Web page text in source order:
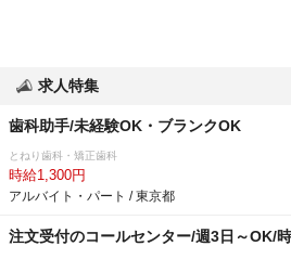
求人特集
歯科助手/未経験OK・ブランクOK
とねり歯科・矯正歯科
時給1,300円
アルバイト・パート / 東京都
注文受付のコールセンター/週3日～OK/